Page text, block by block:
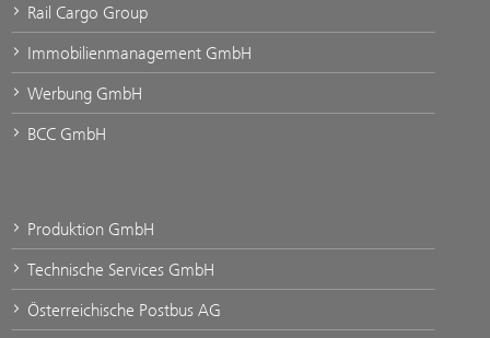
Rail Cargo Group
Immobilienmanagement GmbH
Werbung GmbH
BCC GmbH
Produktion GmbH
Technische Services GmbH
Österreichische Postbus AG